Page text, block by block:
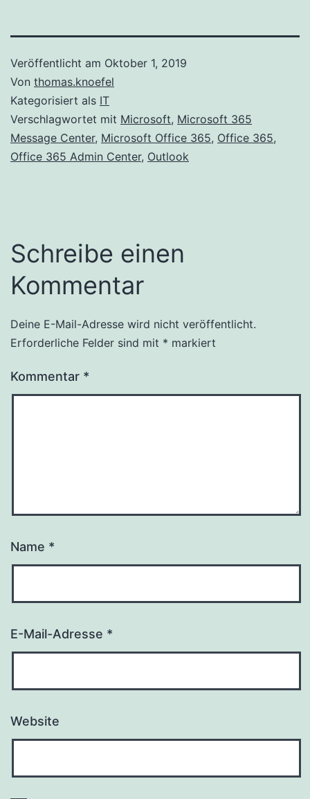
Veröffentlicht am Oktober 1, 2019
Von thomas.knoefel
Kategorisiert als IT
Verschlagwortet mit Microsoft, Microsoft 365
Message Center, Microsoft Office 365, Office 365,
Office 365 Admin Center, Outlook
Schreibe einen
Kommentar
Deine E-Mail-Adresse wird nicht veröffentlicht.
Erforderliche Felder sind mit * markiert
Kommentar *
Name *
E-Mail-Adresse *
Website
Alternative: